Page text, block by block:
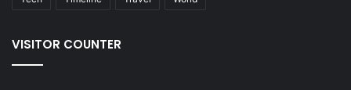
VISITOR COUNTER